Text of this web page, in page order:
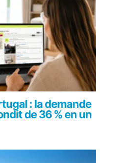
: la demande
de 36 % en un